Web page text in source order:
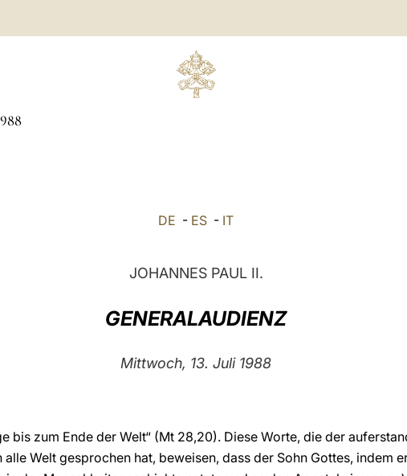
DE - ES - IT
JOHANNES PAUL II.
GENERALAUDIENZ
Mittwoch, 13. Juli 1988
bis zum Ende der Welt“ (Mt 28,20). Diese Worte, die der
Welt gesprochen hat, beweisen, dass der Sohn Gottes, indem